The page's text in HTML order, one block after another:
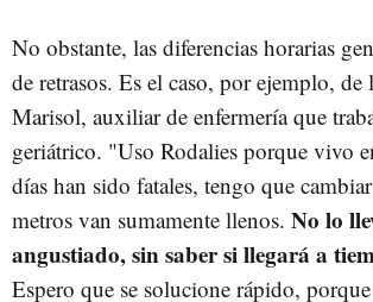
No obstante, las diferencias horarias
de retrasos. Es el caso, por ejemplo, de
Marisol, auxiliar de enfermería que
geriátrico. "Uso Rodalies porque vivo
días han sido fatales, tengo que
metros van sumamente llenos. No lo
angustiado, sin saber si llegará a
Espero que se solucione rápido,